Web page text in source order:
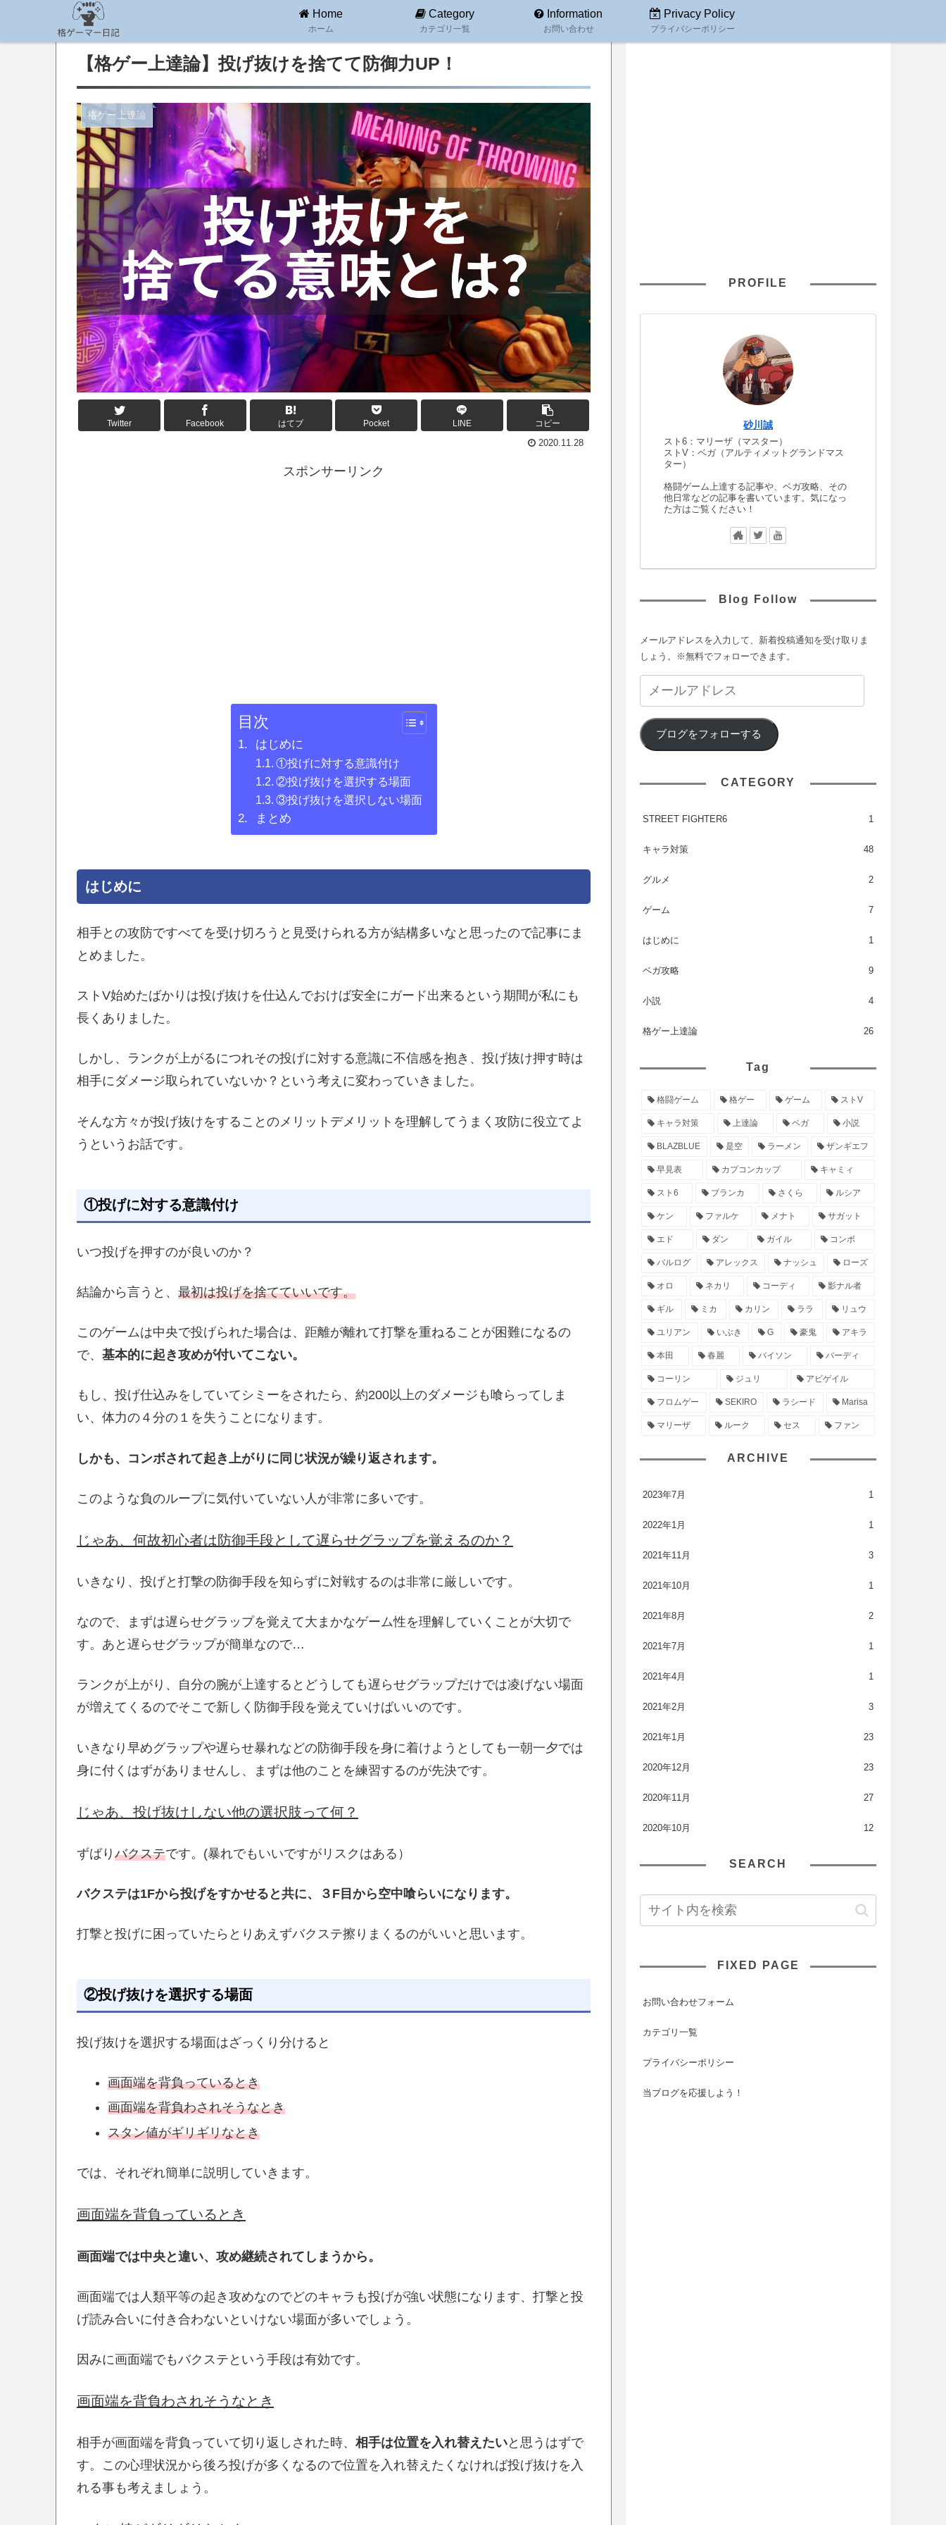
Home
ホーム
Category
カテゴリ一覧
Information
お問い合わせ
Privacy Policy
プライバシーポリシー
【格ゲー上達論】投げ抜けを捨てて防御力UP！
格ゲー上達論
Twitter Facebook はてブ Pocket LINE コピー
2020.11.28
スポンサーリンク
目次
はじめに
①投げに対する意識付け
②投げ抜けを選択する場面
③投げ抜けを選択しない場面
まとめ
はじめに
相手との攻防ですべてを受け切ろうと見受けられる方が結構多いなと思ったので記事にま
とめました。
ストV始めたばかりは投げ抜けを仕込んでおけば安全にガード出来るという期間が私にも
長くありました。
しかし、ランクが上がるにつれその投げに対する意識に不信感を抱き、投げ抜け押す時は
相手にダメージ取られていないか？という考えに変わっていきました。
そんな方々が投げ抜けをすることのメリットデメリットを理解してうまく攻防に役立てよ
うというお話です。
①投げに対する意識付け
いつ投げを押すのが良いのか？
結論から言うと、 最初は投げを捨てていいです。
このゲームは中央で投げられた場合は、距離が離れて打撃を重ねることが困難になるの
で、 基本的に起き攻めが付いてこない。
もし、投げ仕込みをしていてシミーをされたら、約200以上のダメージも喰らってしま
い、体力の４分の１を失うことになります。
しかも、コンボされて起き上がりに同じ状況が繰り返されます。
このような負のループに気付いていない人が非常に多いです。
じゃあ、何故初心者は防御手段として遅らせグラップを覚えるのか？
いきなり、投げと打撃の防御手段を知らずに対戦するのは非常に厳しいです。
なので、まずは遅らせグラップを覚えて大まかなゲーム性を理解していくことが大切で
す。あと遅らせグラップが簡単なので…
ランクが上がり、自分の腕が上達するとどうしても遅らせグラップだけでは凌げない場面
が増えてくるのでそこで新しく防御手段を覚えていけばいいのです。
いきなり早めグラップや遅らせ暴れなどの防御手段を身に着けようとしても一朝一夕では
身に付くはずがありませんし、まずは他のことを練習するのが先決です。
じゃあ、投げ抜けしない他の選択肢って何？
ずばり バクステです。(暴れでもいいですがリスクはある）
バクステは1Fから投げをすかせると共に、３F目から空中喰らいになります。
打撃と投げに困っていたらとりあえずバクステ擦りまくるのがいいと思います。
②投げ抜けを選択する場面
投げ抜けを選択する場面はざっくり分けると
画面端を背負っているとき
画面端を背負わされそうなとき
スタン値がギリギリなとき
では、それぞれ簡単に説明していきます。
画面端を背負っているとき
画面端では中央と違い、攻め継続されてしまうから。
画面端では人類平等の起き攻めなのでどのキャラも投げが強い状態になります、打撃と投
げ読み合いに付き合わないといけない場面が多いでしょう。
因みに画面端でもバクステという手段は有効です。
画面端を背負わされそうなとき
相手が画面端を背負っていて切り返しされた時、 相手は位置を入れ替えたいと思うはずで
す。この心理状況から後ろ投げが多くなるので位置を入れ替えたくなければ投げ抜けを入
れる事も考えましょう。
PROFILE
砂川誠
スト6：マリーザ（マスター）
ストV：ベガ（アルティメットグランドマス
ター）
格闘ゲーム上達する記事や、ベガ攻略、その
他日常などの記事を書いています。気になっ
た方はご覧ください！
Blog Follow
メールアドレスを入力して、新着投稿通知を受け取りま
しょう。※無料でフォローできます。
ブログをフォローする
CATEGORY
STREET FIGHTER6 1
キャラ対策 48
グルメ 2
ゲーム 7
はじめに 1
ベガ攻略 9
小説 4
格ゲー上達論 26
Tag
格闘ゲーム 格ゲー ゲーム ストV
キャラ対策 上達論 ベガ 小説
BLAZBLUE 是空 ラーメン ザンギエフ
早見表 カプコンカップ キャミィ
スト6 ブランカ さくら ルシア
ケン ファルケ メナト サガット
エド ダン ガイル コンボ
バルログ アレックス ナッシュ ローズ
オロ ネカリ コーディ 影ナル者
ギル ミカ カリン ララ リュウ
ユリアン いぶき G 豪鬼 アキラ
本田 春麗 バイソン バーディ
コーリン ジュリ アビゲイル
フロムゲー SEKIRO ラシード Marisa
マリーザ ルーク セス ファン
ARCHIVE
2023年7月 1
2022年1月 1
2021年11月 3
2021年10月 1
2021年8月 2
2021年7月 1
2021年4月 1
2021年2月 3
2021年1月 23
2020年12月 23
2020年11月 27
2020年10月 12
SEARCH
FIXED PAGE
お問い合わせフォーム
カテゴリ一覧
プライバシーポリシー
当ブログを応援しよう！